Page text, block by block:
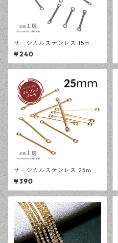
サージカルステンレス 15ｍｍ
コネクタースティック シルバ
ー 10本 アレルギー対応 ピア
ス ハンドメイド資材 【en工
¥240
サージカルステンレス 25ｍｍ
コネクタースティック ゴール
ド 10本 アレルギー対応 ピア
ス ハンドメイド資材 【en工
¥390